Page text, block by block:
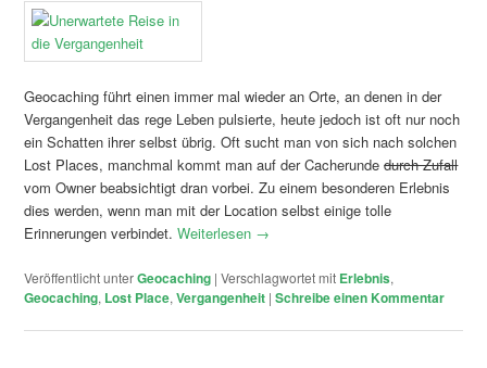
Geocaching führt einen immer mal wieder an Orte, an denen in der
Vergangenheit das rege Leben pulsierte, heute jedoch ist oft nur noch
ein Schatten ihrer selbst übrig. Oft sucht man von sich nach solchen
Lost Places, manchmal kommt man auf der Cacherundedurch Zufall
vom Owner beabsichtigt dran vorbei. Zu einem besonderen Erlebnis
dies werden, wenn man mit der Location selbst einige tolle
Erinnerungen verbindet.Weiterlesen →
Veröffentlicht unterGeocaching |Verschlagwortet mit Erlebnis,
Geocaching, Lost Place,Vergangenheit |Schreibe einen Kommentar